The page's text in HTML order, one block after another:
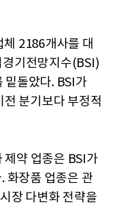
2186개사를 대
기전망지수(BSI)
밑돌았다. BSI가
분기보다 부정적
제약 업종은 BSI가
화장품 업종은 관
장 다변화 전략을